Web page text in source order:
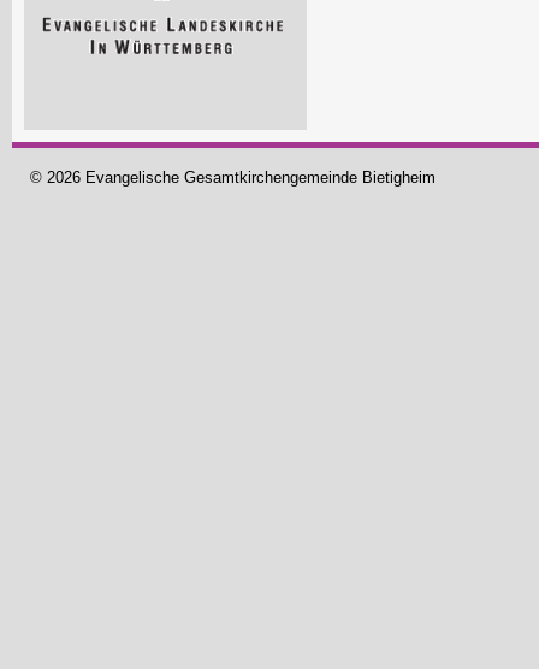
© 2026 Evangelische Gesamtkirchengemeinde Bietigheim